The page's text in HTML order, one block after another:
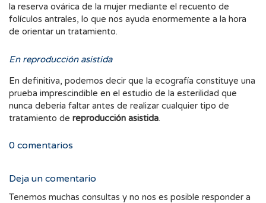
la reserva ovárica de la mujer mediante el recuento de
folículos antrales, lo que nos ayuda enormemente a la hora
de orientar un tratamiento.
En reproducción asistida
En definitiva, podemos decir que la ecografía constituye una
prueba imprescindible en el estudio de la esterilidad que
nunca debería faltar antes de realizar cualquier tipo de
tratamiento de reproducción asistida.
0 comentarios
Deja un comentario
Tenemos muchas consultas y no nos es posible responder a